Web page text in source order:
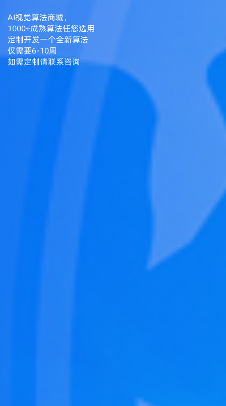
AI视觉算法商城，
1000+成熟算法任您选用
定制开发一个全新算法
仅需要6-10周
如需定制请联系咨询